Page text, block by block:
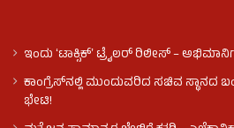
ಇಂದು ʻಟಾಕ್ಸಿಕ್ʼ ಟ್ರೈಲರ್ ರಿಲೀಸ್‌ –
ಕಾಂಗ್ರೆಸ್​ನಲ್ಲಿ ಮುಂದುವರಿದ ಸಚಿವ ಸ್ಥಾನದ
ಭೇಟಿ!